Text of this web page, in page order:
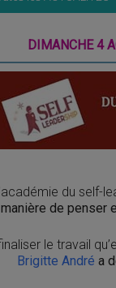
DIMANCHE 4
du self-
de penser
le travail
Brigitte André a